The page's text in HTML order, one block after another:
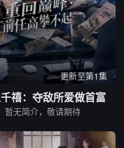
更新至第1集
禧：夺敌所爱做首富
暂无简介，敬请期待